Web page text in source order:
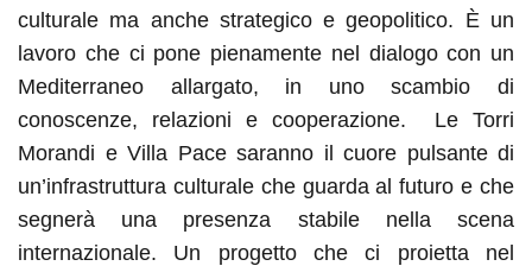
culturale ma anche strategico e geopolitico. È un
lavoro che ci pone pienamente nel dialogo con un
Mediterraneo allargato, in uno scambio di
conoscenze, relazioni e cooperazione. Le Torri
Morandi e Villa Pace saranno il cuore pulsante di
un’infrastruttura culturale che guarda al futuro e che
segnerà una presenza stabile nella scena
internazionale. Un progetto che ci proietta nel